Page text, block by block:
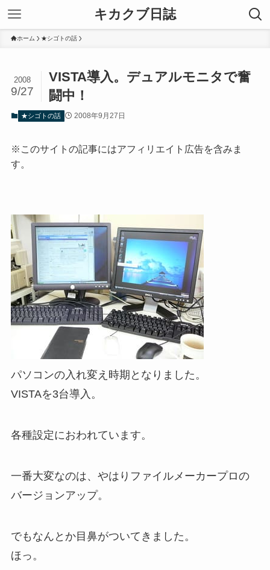
キカクブ日誌
ホーム ★シゴトの話
VISTA導入。デュアルモニタで奮
闘中！
2008
9/27
★シゴトの話 2008年9月27日
※このサイトの記事にはアフィリエイト広告を含みま
す。
パソコンの入れ変え時期となりました。
VISTAを3台導入。
各種設定におわれています。
一番大変なのは、やはりファイルメーカープロの
バージョンアップ。
でもなんとか目鼻がついてきました。
ほっ。